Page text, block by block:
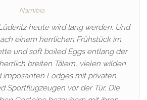
Namibia
heute wird lang werden. Und
einem herrlichen Frühstück im
und soft boiled Eggs entlang der
breiten Tälern, vielen wilden
imposanten Lodges mit privaten
Sportflugzeugen vor der Tür. Die